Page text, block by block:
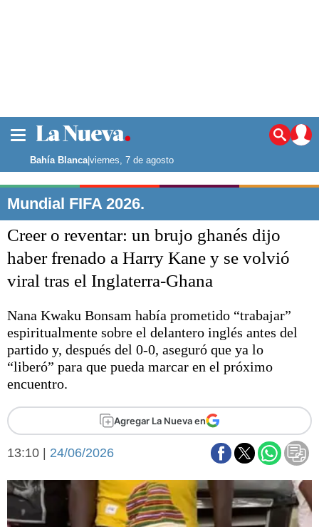
Noticias
La ciudad
Punta Alta
El país
El mundo
Seguridad
Opinión
Escenario Olímpico
Liga del Sur
Básquetbol
Fútbol
Federal A
Arte y cultura
Cines
Economía y campo
Economía y finanzas
Con el campo
Espacio empresas
Sociedad y tiempo
libre
Sociedad
Tecnología
Turismo
Bahía Blanca|viernes, 7 de agosto
Mundial FIFA 2026.
Creer o reventar: un brujo ghanés dijo
haber frenado a Harry Kane y se volvió
viral tras el Inglaterra-Ghana
Nana Kwaku Bonsam había prometido “trabajar”
espiritualmente sobre el delantero inglés antes del
partido y, después del 0-0, aseguró que ya lo
“liberó” para que pueda marcar en el próximo
encuentro.
Agregar La Nueva en
13:10 | 24/06/2026